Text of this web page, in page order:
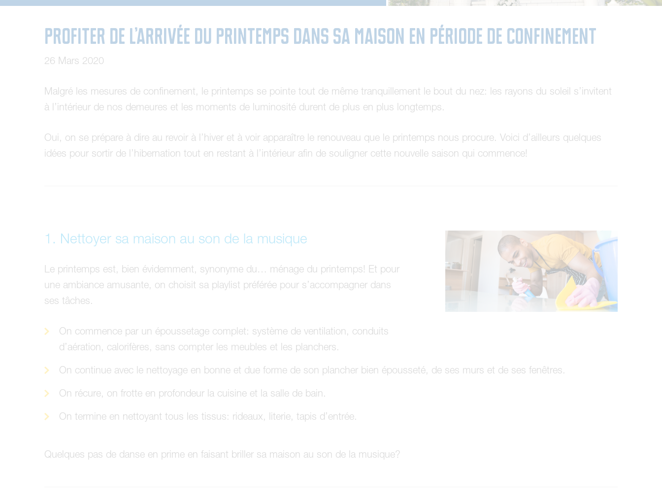
Profiter de l’arrivée du printemps dans sa maison en période de confinement
26 Mars 2020
Malgré les mesures de confinement, le printemps se pointe tout de même tranquillement le bout du nez: les rayons du soleil s’invitent
à l’intérieur de nos demeures et les moments de luminosité durent de plus en plus longtemps.
Oui, on se prépare à dire au revoir à l’hiver et à voir apparaître le renouveau que le printemps nous procure. Voici d’ailleurs quelques
idées pour sortir de l’hibernation tout en restant à l’intérieur afin de souligner cette nouvelle saison qui commence!
1. Nettoyer sa maison au son de la musique
Le printemps est, bien évidemment, synonyme du… ménage du printemps! Et pour
une ambiance amusante, on choisit sa playlist préférée pour s’accompagner dans
ses tâches.
On commence par un époussetage complet: système de ventilation, conduits
d’aération, calorifères, sans compter les meubles et les planchers.
On continue avec le nettoyage en bonne et due forme de son plancher bien épousseté, de ses murs et de ses fenêtres.
On récure, on frotte en profondeur la cuisine et la salle de bain.
On termine en nettoyant tous les tissus: rideaux, literie, tapis d’entrée.
Quelques pas de danse en prime en faisant briller sa maison au son de la musique?